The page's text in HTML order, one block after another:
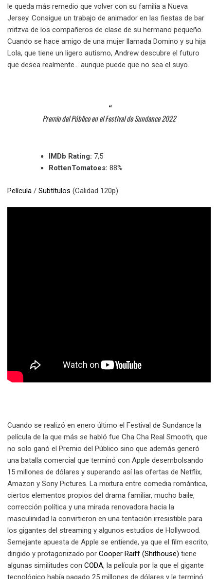
le queda más remedio que volver con su familia a Nueva
Jersey. Consigue un trabajo de animador en las fiestas de bar
mitzva de los compañeros de clase de su hermano pequeño.
Cuando se hace amigo de una mujer llamada Domino y su hija
Lola, que tiene un ligero autismo, Andrew descubre el futuro
que desea realmente… aunque puede que no sea el suyo.
Premio del Público en el Festival de Sundance 2022
IMDb Rating: 7,5
RottenTomatoes: 88%
Película / Subtítulos (Calidad 120p)
Cuando se realizó en enero último el Festival de Sundance la
película de la que más se habló fue Cha Cha Real Smooth, que
no solo ganó el Premio del Público sino que además generó
una batalla comercial que terminó con Apple desembolsando
15 millones de dólares y superando así las ofertas de Netflix,
Amazon y Sony Pictures. La mixtura entre comedia romántica,
ciertos elementos propios del drama familiar, mucho baile,
corrección política y una mirada renovadora hacia la
masculinidad la convirtieron en una tentación irresistible para
los gigantes del streaming y algunos estudios de Hollywood.
Semejante apuesta de Apple se entiende, ya que el film escrito,
dirigido y protagonizado por Cooper Raiff (Shithouse) tiene
algunas similitudes con CODA, la película por la que el gigante
tecnológico había pagado 25 millones de dólares y le terminó